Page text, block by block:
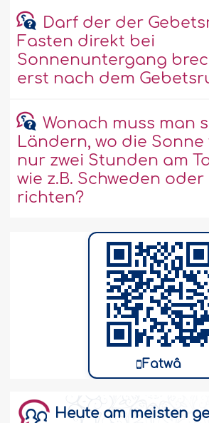
Darf der der
Fasten direkt bei
Sonnenuntergang
erst nach dem
Wonach muss man
Ländern, wo die Sonne
nur zwei Stunden am
wie z.B. Schweden
richten?
Fatwâ
Heute am meisten